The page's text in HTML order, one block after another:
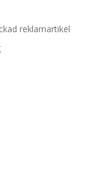
reklamartikel